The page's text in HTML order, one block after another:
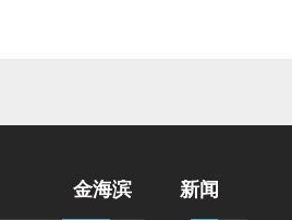
金海滨 新闻